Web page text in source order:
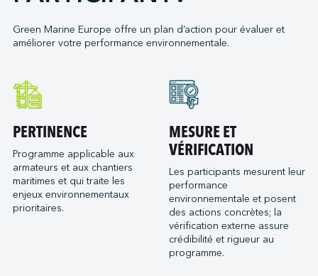
Orange Marine
Socatra
Sogestran Shipping
SOMARA
SPM Ferries
VELA
Green Marine Europe offre un plan d’action pour évaluer et
améliorer votre performance environnementale.
PERTINENCE
Programme applicable aux
armateurs et aux chantiers
maritimes et qui traite les
enjeux environnementaux
prioritaires.
MESURE ET
VÉRIFICATION
Les participants mesurent leur
performance
environnementale et posent
des actions concrètes; la
vérification externe assure
crédibilité et rigueur au
programme.